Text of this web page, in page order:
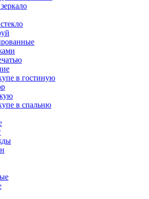
в гостиную
в спальню